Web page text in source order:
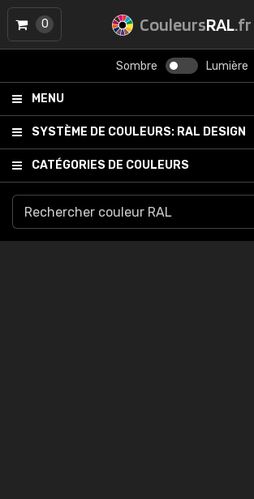
CouleursRAL.fr
Sombre Lumière
MENU
SYSTÈME DE COULEURS: RAL DESIGN
CATÉGORIES DE COULEURS
0